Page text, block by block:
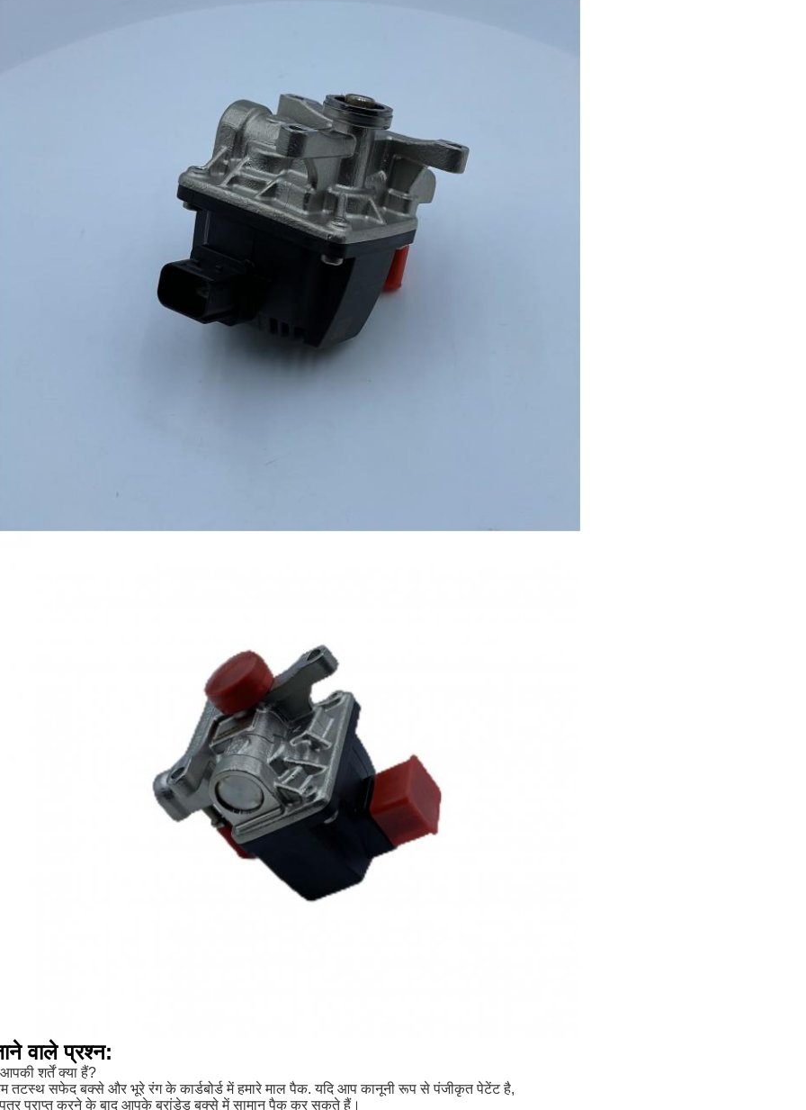
वाले प्रश्न:
शर्तें क्या हैं?
तटस्थ सफेद बक्से और भूरे रंग के कार्डबोर्ड में हमारे माल पैक. यदि आप कानूनी रूप से पंजीकृत पेटेंट है,
प्राप्त करने के बाद आपके ब्रांडेड बक्से में सामान पैक कर सकते हैं।